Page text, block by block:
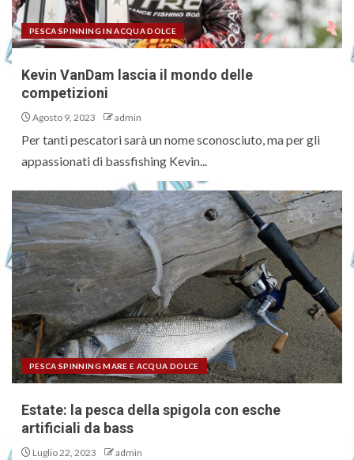
PESCA SPINNING IN ACQUA DOLCE
Kevin VanDam lascia il mondo delle
competizioni
Agosto 9, 2023 admin
Per tanti pescatori sarà un nome sconosciuto, ma per gli
appassionati di bassfishing Kevin...
PESCA SPINNING MARE E ACQUA DOLCE
Estate: la pesca della spigola con esche
artificiali da bass
Luglio 22, 2023 admin